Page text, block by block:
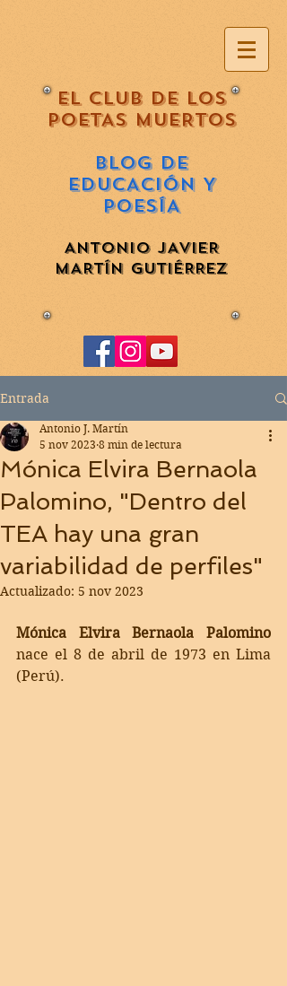
EL CLUB DE LOS
POETAS MUERTOS
BLOG DE
EDUCACIÓN Y
POESÍA
ANTONIO JAVIER
MARTÍN GUTIÉRREZ
Entrada
Mónica Elvira Bernaola
Palomino, "Dentro del
TEA hay una gran
variabilidad de perfiles"
Antonio J. Martín
5 nov 2023 8 min de lectura
Actualizado: 5 nov 2023
Mónica Elvira Bernaola Palomino
nace el 8 de abril de 1973 en Lima
(Perú).